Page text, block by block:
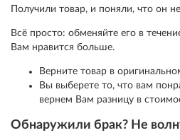
Получили товар, и поняли, что он
Всё просто: обменяйте его в
Вам нравится больше.
Верните товар в
Вы выберете то, что вам
вернем Вам разницу в
Обнаружили брак? Не